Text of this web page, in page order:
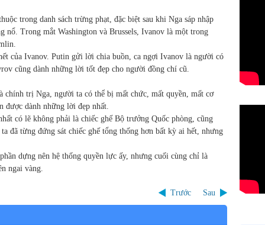
trong danh sách trừng phạt, đặc biệt sau khi Nga sáp nhập
nổ. Trong mắt Washington và Brussels, Ivanov là một trong
của Ivanov. Putin gửi lời chia buồn, ca ngợi Ivanov là người có
cũng dành những lời tốt đẹp cho người đồng chí cũ.
trị Nga, người ta có thể bị mất chức, mất quyền, mất cơ
được dành những lời đẹp nhất.
có lẽ không phải là chiếc ghế Bộ trưởng Quốc phòng, cũng
đã từng đứng sát chiếc ghế tổng thống hơn bất kỳ ai hết, nhưng
dựng nên hệ thống quyền lực ấy, nhưng cuối cùng chỉ là
ngai vàng.
Trước Sau